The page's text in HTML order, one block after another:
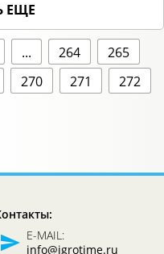
ЕЩЕ
... 264
265
270 271
272
E-MAIL:
info@igrotime.ru